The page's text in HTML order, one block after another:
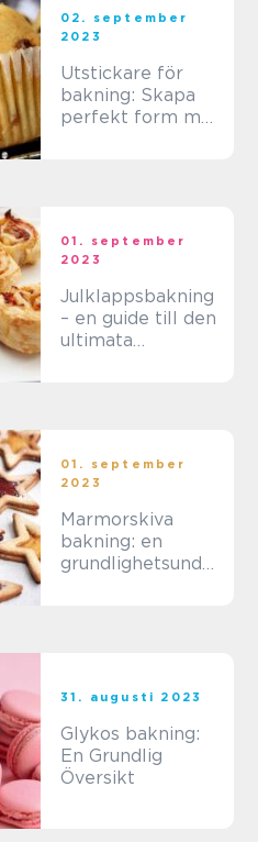
02. september
2023
Utstickare för
bakning: Skapa
perfekt form med
01. september
2023
Julklappsbakning
– en guide till den
ultimata
01. september
2023
Marmorskiva
bakning: en
grundlighetsunder
31. augusti 2023
Glykos bakning:
En Grundlig
Översikt